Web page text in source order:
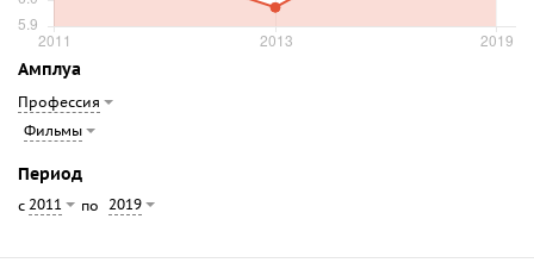
Амплуа
Профессия
Фильмы
Период
с 2011 по 2019